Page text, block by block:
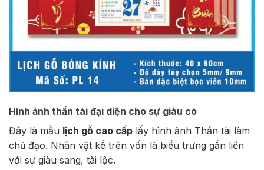
Hình ảnh thần tài đại diện cho sự giàu có
Đây là mẫu lịch gỗ cao cấp lấy hình ảnh Thần tài làm
chủ đạo. Nhân vật kể trên vốn là biểu trưng gắn liền
với sự giàu sang, tài lộc.